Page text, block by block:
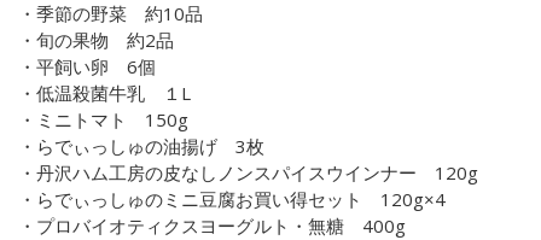
・季節の野菜 約10品
・旬の果物 約2品
・平飼い卵 6個
・低温殺菌牛乳 １ L
・ミニトマト 150g
・らでぃっしゅの油揚げ 3枚
・丹沢ハム工房の皮なしノンスパイスウインナー 120g
・らでぃっしゅのミニ豆腐お買い得セット 120g×4
・プロバイオティクスヨーグルト・無糖 400g